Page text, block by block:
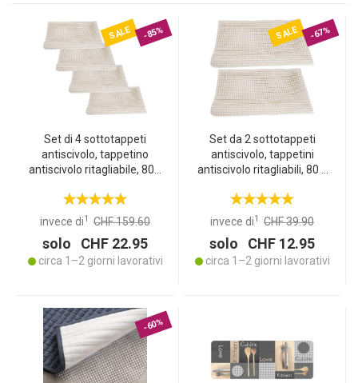
SALE -85%
Set di 4 sottotappeti
antiscivolo, tappetino
antiscivolo ritagliabile, 80 x
per tappeti, cassetti,
bagagliaio, bianco crema
invece di1 CHF 159.60
solo CHF 22.95
circa 1–2 giorni lavorativi
SALE -67%
Set da 2 sottotappeti
antiscivolo, tappetini
antiscivolo ritagliabili, 80 x
tappeti, cassetti,
bagagliaio, crema-bianco
invece di1 CHF 39.90
solo CHF 12.95
circa 1–2 giorni lavorativi
-60%